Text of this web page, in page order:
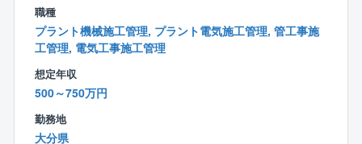
◆業務用PCだけではなく社有車の稼働でも勤務時間を
管理。形だけではない残業時間の縮減に本気で取り組
んでいます。
◆中途入社者は全体の30％強で、裁量権を持つことが
可能で馴染みやすい環境があります。離職率2％という
結果にも表れています。
【同社補足】
職種
プラント機械施工管理, プラント電気施工管理, 管工事施
工管理, 電気工事施工管理
想定年収
500～750万円
勤務地
大分県